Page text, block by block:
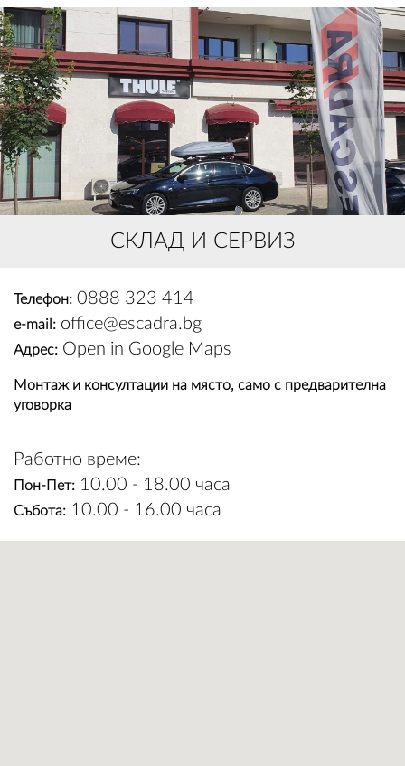
СКЛАД И СЕРВИЗ
Телефон: 0888 323 414
e-mail: office@escadra.bg
Адрес: Open in Google Maps
Монтаж и консултации на място, само с предварителна
уговорка
Работно време:
Пон-Пет: 10.00 - 18.00 часа
Събота: 10.00 - 16.00 часа
OUTLET
ВАУЧЕР ЗА ПОДАРЪК
0 продукта
Количка
0 продукта